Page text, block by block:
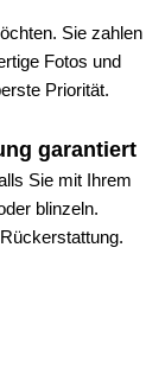
Sie zahlen
Fotos und
Priorität.
garantiert
Sie mit Ihrem
blinzeln.